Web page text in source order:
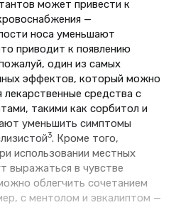
может привести к
—
носа уменьшают
приводит к появлению
один из самых
эффектов, который можно
лекарственные средства с
такими как сорбитол и
уменьшить симптомы
3. Кроме того,
использовании местных
выражаться в чувстве
облегчить сочетанием
с ментолом и эвкалиптом —